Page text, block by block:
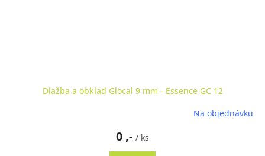
Dlažba a obklad Glocal 9 mm - Essence GC 12
Na objednávku
0 ,- / ks